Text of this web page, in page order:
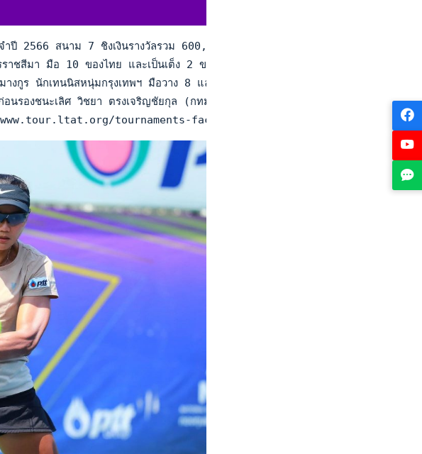
2566 สนาม 7 ชิงเงินรางวัลรวม 600,000 บาท ณ ศูนย์พัฒนากีฬาเทนนิสแห่งชาติ
สีมา มือ 10 ของไทย และเป็นเต็ง 2 ของรายการ รองแชมป์หญิงเดี่ยว 2 สนามที่
างกูร นักเทนนิสหนุ่มกรุงเทพฯ มือวาง 8 และมือ 26 ของไทย กับ ปัญณ์ณวัชญ์ สุทธิ
อนรองชนะเลิศ วิชยา ตรงเจริญชัยกุล (กทม.) ชนะ ศุภวัฒน์ แซ่อุ้ย (ภูเก็ต) 4-
tournaments-factsheet-acceptance-MTMxMQ==.html